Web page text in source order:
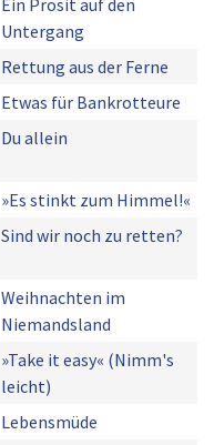
Ein Prosit auf den
Untergang
Rettung aus der Ferne
Etwas für Bankrotteure
Du allein
»Es stinkt zum Himmel!«
Sind wir noch zu retten?
Weihnachten im
Niemandsland
»Take it easy« (Nimm's
leicht)
Lebensmüde